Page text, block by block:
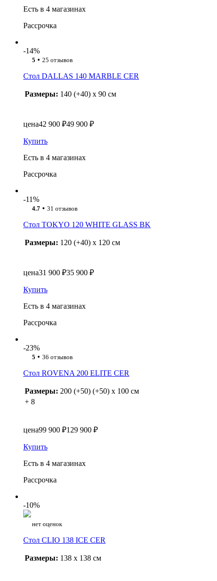
Есть в 4 магазинах
Рассрочка
-14%
5 • 25 отзывов
Стол DALLAS 140 MARBLE CER
Размеры: 140 (+40) x 90 см
цена42 900 ₽49 900 ₽
Купить
Есть в 4 магазинах
Рассрочка
-11%
4.7 • 31 отзывов
Стол TOKYO 120 WHITE GLASS BK
Размеры: 120 (+40) x 120 см
цена31 900 ₽35 900 ₽
Купить
Есть в 4 магазинах
Рассрочка
-23%
5 • 36 отзывов
Стол ROVENA 200 ELITE CER
Размеры: 200 (+50) (+50) x 100 см
+ 8
цена99 900 ₽129 900 ₽
Купить
Есть в 4 магазинах
Рассрочка
-10%
нет оценок
Стол CLIO 138 ICE CER
Размеры: 138 x 138 см